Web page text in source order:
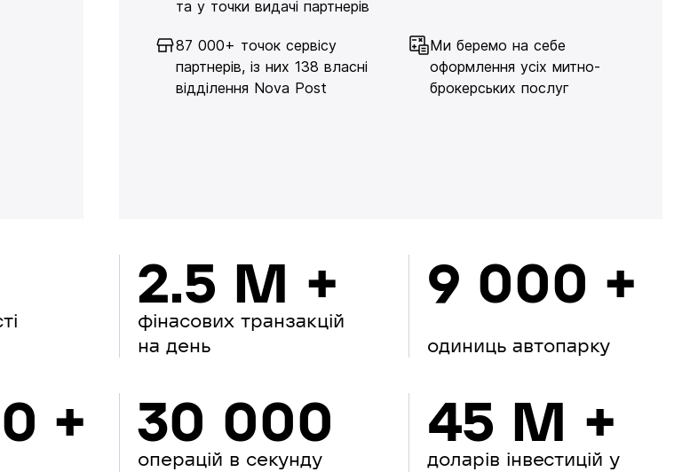
та у точки видачі партнерів
87 000+ точок сервісу
партнерів, із них 138 власні
відділення Nova Post
Ми беремо на себе
оформлення усіх митно-
брокерських послуг
+
2.5 M +
фінасових транзакцій
на день
30 000
операцій в секунду
9 000 +
одиниць автопарку
45 M +
доларів інвестицій у